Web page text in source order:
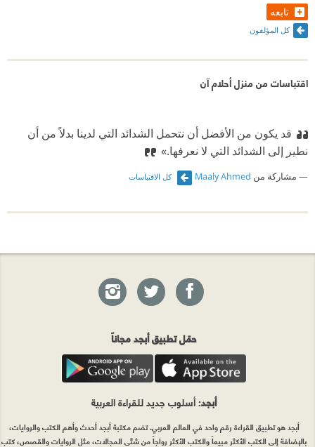
تابعه
كل المؤلفون
اقتباسات من منزل أحلام آن
قد يكون من الأفضل أن نتحمل الشدائد التي لدينا بدلاً من أن
نطير إلى الشدائد التي لا نعرفها.»
مشاركة من Maaly Ahmed كل الاقتباسات
حمّل تطبيق أبجد مجاناً
أبجد: أسلوب جديد للقراءة العربية
أبجد هو تطبيق القراءة رقم واحد في العالم العربي. تضم مكتبة أبجد أحدث وأهم الكتب والروايات،
بالإضافة إلى الكتب الأكثر مبيعاً والكتب الأكثر رواجاً من شتّى المجالات، مثل الروايات والقصص، كتب